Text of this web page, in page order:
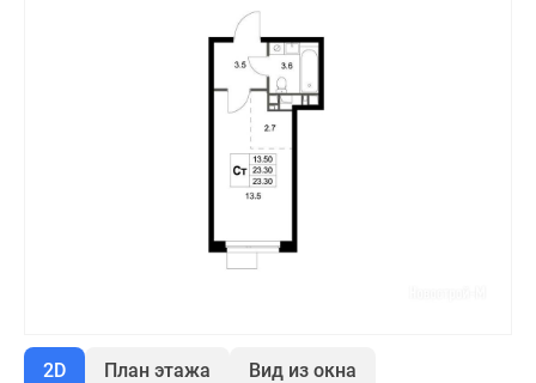
2D План этажа Вид из окна